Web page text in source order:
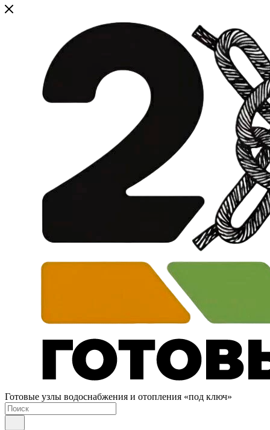
Готовые узлы водоснабжения и отопления «под ключ»